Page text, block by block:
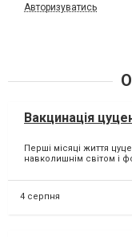
Авторизуватись
Вакцинація
Перші місяці життя
навколишнім світом і
4 серпня